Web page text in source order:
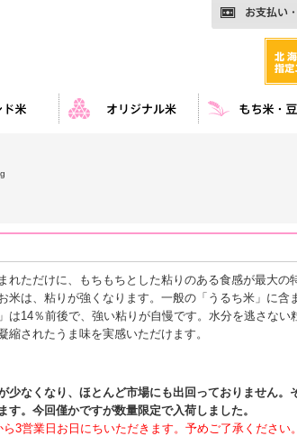
れただけに、もちもちとした粘りのある食感が最大の
米は、粘りが強くなります。一般の「うるち米」に含
は14％前後で、強い粘りが自慢です。水分を逃さない
縮されたうま味を実感いただけます。
少なくなり、ほとんど市場にも出回っておりません。
す。今回僅かですが数量限定で入荷しました。
3営業日お日にちいただきます。予めご了承ください。